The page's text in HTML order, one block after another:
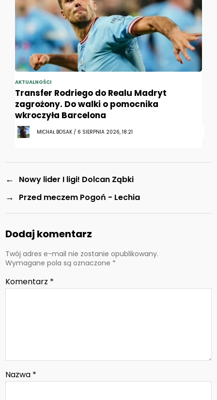
AKTUALNOŚCI
Transfer Rodriego do Realu Madryt
zagrożony. Do walki o pomocnika
wkroczyła Barcelona
MICHAŁ BOSAK / 6 SIERPNIA 2026, 18:21
← Nowy lider I ligi! Dolcan Ząbki
→ Przed meczem Pogoń - Lechia
Dodaj komentarz
Twój adres e-mail nie zostanie opublikowany.
Wymagane pola są oznaczone *
Komentarz *
Nazwa *